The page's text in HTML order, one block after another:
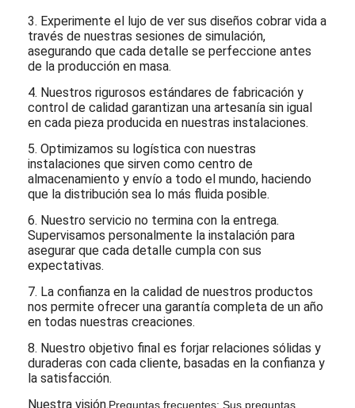
3. Experimente el lujo de ver sus diseños cobrar vida a
través de nuestras sesiones de simulación,
asegurando que cada detalle se perfeccione antes
de la producción en masa.
4. Nuestros rigurosos estándares de fabricación y
control de calidad garantizan una artesanía sin igual
en cada pieza producida en nuestras instalaciones.
5. Optimizamos su logística con nuestras
instalaciones que sirven como centro de
almacenamiento y envío a todo el mundo, haciendo
que la distribución sea lo más fluida posible.
6. Nuestro servicio no termina con la entrega.
Supervisamos personalmente la instalación para
asegurar que cada detalle cumpla con sus
expectativas.
7. La confianza en la calidad de nuestros productos
nos permite ofrecer una garantía completa de un año
en todas nuestras creaciones.
8. Nuestro objetivo final es forjar relaciones sólidas y
duraderas con cada cliente, basadas en la confianza y
la satisfacción.
Nuestra visión.Preguntas frecuentes: Sus preguntas